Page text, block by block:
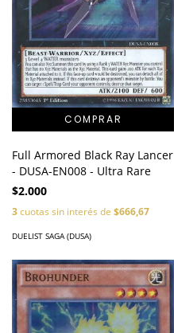
Full Armored Black Ray Lancer
- DUSA-EN008 - Ultra Rare
$2.000
3cuotas sin interés de $666,67
DUELIST SAGA (DUSA)